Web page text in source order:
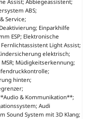
Assist; Abbiegeassistent;
ABS;
Service;
Einparkhilfe
ESP; Elektronische
Light Assist;
elektrisch;
Müdigkeitserkennung;
hinten;
& Kommunikation**;
Audi
Sound System mit 3D Klang;